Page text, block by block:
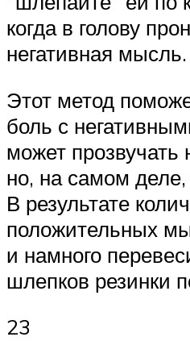
когда в голову
негативная мысль.
Этот метод
боль с
может прозвучать
но, на самом
В результате
положительных
и намного
шлепков резинки
23